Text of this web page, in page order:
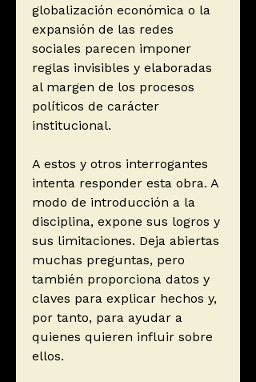
globalización económica o la
expansión de las redes
sociales parecen imponer
reglas invisibles y elaboradas
al margen de los procesos
políticos de carácter
institucional.
A estos y otros interrogantes
intenta responder esta obra. A
modo de introducción a la
disciplina, expone sus logros y
sus limitaciones. Deja abiertas
muchas preguntas, pero
también proporciona datos y
claves para explicar hechos y,
por tanto, para ayudar a
quienes quieren influir sobre
ellos.